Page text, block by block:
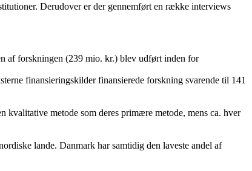
Derudover er der gennemført en række interviews
af forskningen (239 mio. kr.) blev udført inden for
finansieringskilder finansierede forskning svarende til 141
metode som deres primære metode, mens ca. hver
lande. Danmark har samtidig den laveste andel af